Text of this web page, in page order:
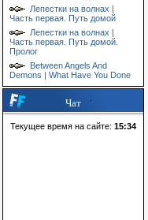
Лепестки на волнах |
Часть первая. Путь домой
Лепестки на волнах |
Часть первая. Путь домой.
Пролог
Between Angels And
Demons | What Have You Done
Чат
Текущее время на сайте: 15:34